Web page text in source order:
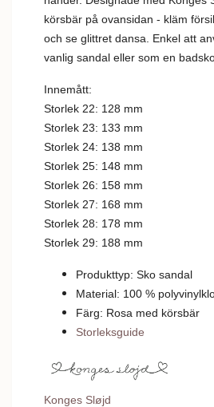
körsbär på ovansidan - kläm
och se glittret dansa. Enkel att
vanlig sandal eller som en
Innemått:
Storlek 22: 128 mm
Storlek 23: 133 mm
Storlek 24: 138 mm
Storlek 25: 148 mm
Storlek 26: 158 mm
Storlek 27: 168 mm
Storlek 28: 178 mm
Storlek 29: 188 mm
Produkttyp: Sko sandal
Material: 100 %
Färg: Rosa med körsbär
Storleksguide
Konges Sløjd